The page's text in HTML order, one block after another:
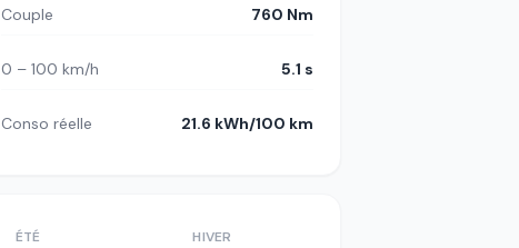
Couple 760 Nm
0 – 100 km/h 5.1 s
Conso réelle 21.6 kWh/100 km
ÉTÉ HIVER